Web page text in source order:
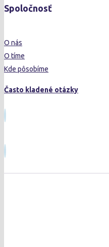
Spoločnosť
O nás
O tíme
Kde pôsobíme
Často kladené otázky